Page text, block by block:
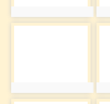
photo:3171
photo:3173